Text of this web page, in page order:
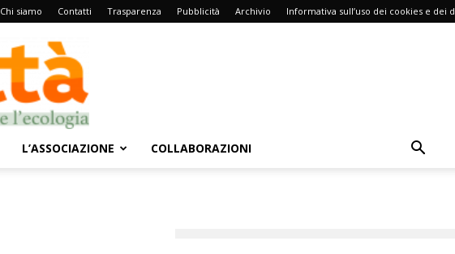
Chi siamo Contatti Trasparenza Pubblicità Archivio Informativa sull’uso dei cookies e dei
L’ASSOCIAZIONE COLLABORAZIONI